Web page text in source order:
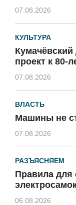
07.08.2026
КУЛЬТУРА
проект к 80-
07.08.2026
ВЛАСТЬ
Машины не
07.08.2026
РАЗЪЯСНЯЕМ
Правила для
06.08.2026